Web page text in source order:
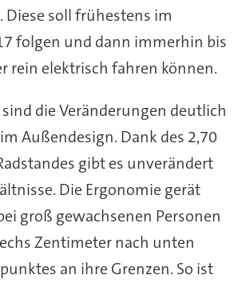
Diese soll frühestens im
folgen und dann immerhin bis
rein elektrisch fahren können.
die Veränderungen deutlich
Außendesign. Dank des 2,70
gibt es unverändert
Die Ergonomie gerät
groß gewachsenen Personen
Zentimeter nach unten
an ihre Grenzen. So ist